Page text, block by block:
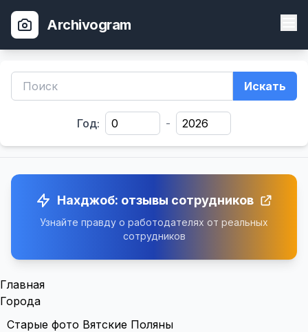
Archivogram
Искать
Год: -
Нахджоб: отзывы сотрудников
Узнайте правду о работодателях от реальных
сотрудников
Главная
Города
Старые фото Вятские Поляны